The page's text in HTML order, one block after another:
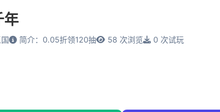
年
简介：0.05折领120抽 58 次浏览 0 次试玩